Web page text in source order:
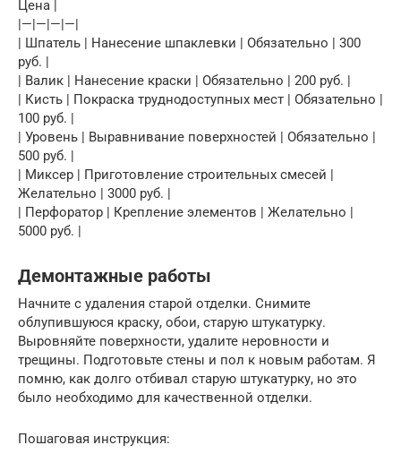
Цена |
|—|—|—|—|
| Шпатель | Нанесение шпаклевки | Обязательно | 300
руб. |
| Валик | Нанесение краски | Обязательно | 200 руб. |
| Кисть | Покраска труднодоступных мест | Обязательно |
100 руб. |
| Уровень | Выравнивание поверхностей | Обязательно |
500 руб. |
| Миксер | Приготовление строительных смесей |
Желательно | 3000 руб. |
| Перфоратор | Крепление элементов | Желательно |
5000 руб. |
Демонтажные работы
Начните с удаления старой отделки. Снимите
облупившуюся краску, обои, старую штукатурку.
Выровняйте поверхности, удалите неровности и
трещины. Подготовьте стены и пол к новым работам. Я
помню, как долго отбивал старую штукатурку, но это
было необходимо для качественной отделки.
Пошаговая инструкция: